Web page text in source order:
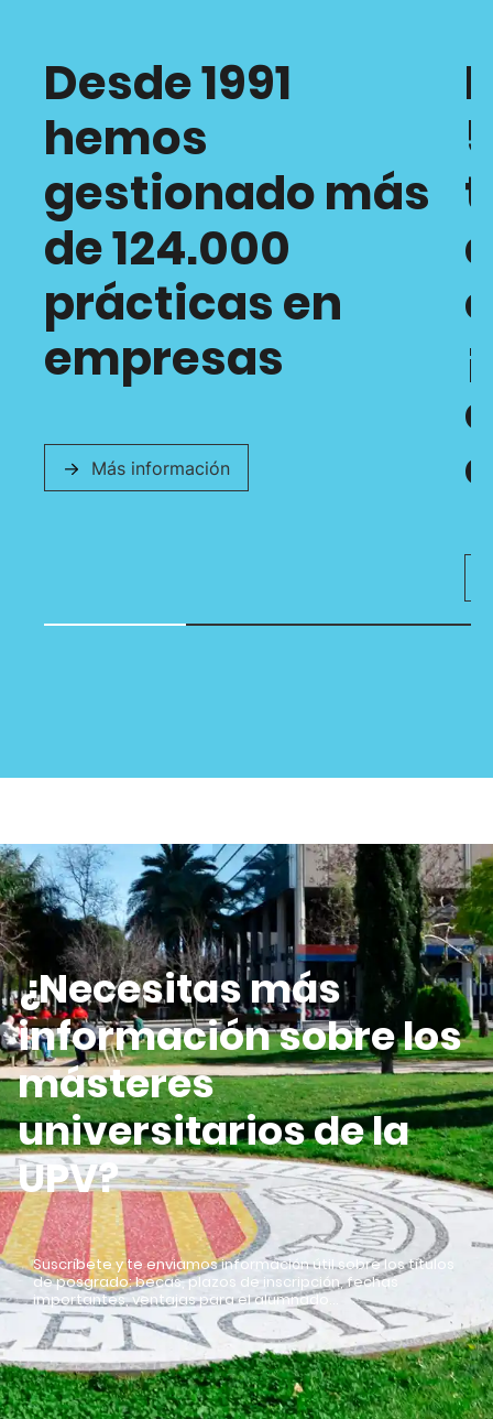
Desde 1991
hemos
gestionado más
de 124.000
prácticas en
empresas
Más información
¿Necesitas más
información sobre los
másteres
universitarios de la
UPV?
Suscríbete y te enviamos información útil sobre los títulos
de posgrado: becas, plazos de inscripción, fechas
importantes, ventajas para el alumnado…